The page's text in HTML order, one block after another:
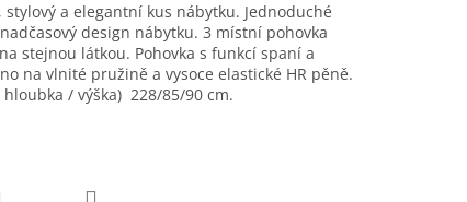
a elegantní kus nábytku. Jednoduché
design nábytku. 3 místní pohovka
stejnou látkou. Pohovka s funkcí spaní a
na vlnité pružině a vysoce elastické HR pěně.
hloubka / výška) 228/85/90 cm.